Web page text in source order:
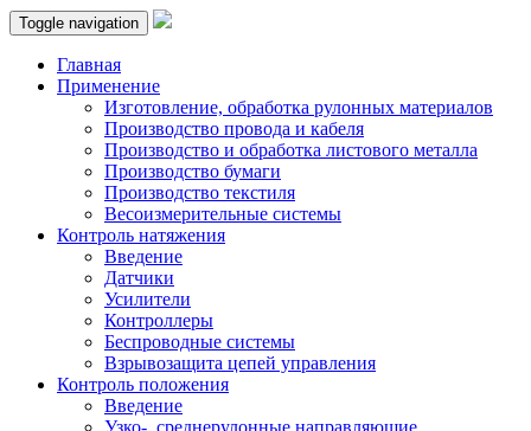
Toggle navigation
Главная
Применение
Изготовление, обработка рулонных материалов
Производство провода и кабеля
Производство и обработка листового металла
Производство бумаги
Производство текстиля
Весоизмерительные системы
Контроль натяжения
Введение
Датчики
Усилители
Контроллеры
Беспроводные системы
Взрывозащита цепей управления
Контроль положения
Введение
Узко-, среднерулонные направляющие